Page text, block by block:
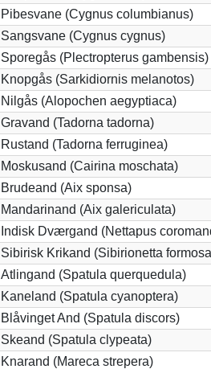
Pibesvane (Cygnus columbianus)
Sangsvane (Cygnus cygnus)
Sporegås (Plectropterus gambensis)
Knopgås (Sarkidiornis melanotos)
Nilgås (Alopochen aegyptiaca)
Gravand (Tadorna tadorna)
Rustand (Tadorna ferruginea)
Moskusand (Cairina moschata)
Brudeand (Aix sponsa)
Mandarinand (Aix galericulata)
Indisk Dværgand (Nettapus
Sibirisk Krikand (Sibirionetta
Atlingand (Spatula querquedula)
Kaneland (Spatula cyanoptera)
Blåvinget And (Spatula discors)
Skeand (Spatula clypeata)
Knarand (Mareca strepera)